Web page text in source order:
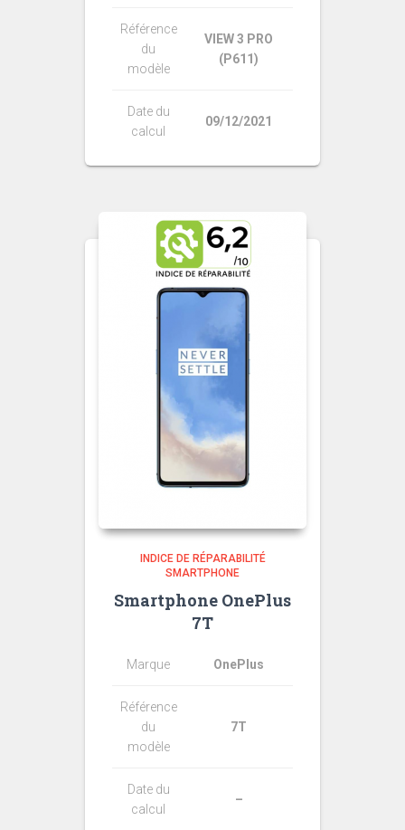
Référence
du
modèle
VIEW 3 PRO
(P611)
Date du
calcul
09/12/2021
INDICE DE RÉPARABILITÉ
SMARTPHONE
Smartphone OnePlus
7T
Marque OnePlus
Référence
du
modèle
7T
Date du
calcul
–